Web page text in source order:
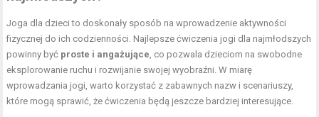
Joga dla dzieci to doskonały sposób na wprowadzenie aktywności
fizycznej do ich codzienności. Najlepsze ćwiczenia jogi dla najmłodszych
powinny być proste i angażujące, co pozwala dzieciom na swobodne
eksplorowanie ruchu i rozwijanie swojej wyobraźni. W miarę
wprowadzania jogi, warto korzystać z zabawnych nazw i scenariuszy,
które mogą sprawić, że ćwiczenia będą jeszcze bardziej interesujące.